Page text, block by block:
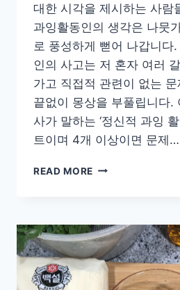
대한 시각을 제시하는 사람
과잉활동인의 생각은 나뭇
로 풍성하게 뻗어 나갑니다
인의 사고는 저 혼자 여러
가고 직접적 관련이 없는
끝없이 몽상을 부풀립니다.
사가 말하는 ‘정신적 과잉
트이며 4개 이상이면 문제…
READ MORE 4
이
면
문
제